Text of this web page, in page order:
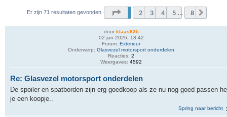
Er zijn 71 resultaten gevonden Pagina van8
2 3 4 5 8
door klaas635
02 jun 2026, 18:42
Forum: Exterieur
Onderwerp: Glasvezel motorsport onderdelen
Reacties: 2
Weergaves: 4592
Re: Glasvezel motorsport onderdelen
De spoiler en spatborden zijn erg goedkoop als ze nu nog goed passen
je een koopje..
Spring naar bericht